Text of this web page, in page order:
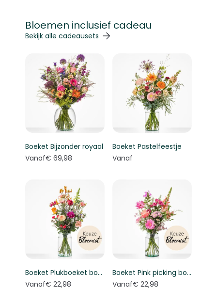
Bloemen inclusief cadeau
Navigeren door de elementen van de carrousel is
Druk om carrousel over te slaan
Bekijk alle cadeausets
Boeket Bijzonder royaal
Vanaf€ 69,98
Boeket Pastelfeestje
Vanaf
Boeket Plukboeket bont - Keuze bloemist
Vanaf€ 22,98
Boeket Pink picking bouquet - Florist's choice
Vanaf€ 22,98